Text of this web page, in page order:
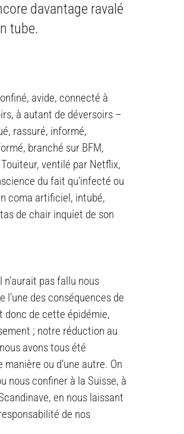
davantage ravalé
tube.
avide, connecté à
à autant de déversoirs –
rassuré, informé,
branché sur BFM,
ventilé par Netflix,
du fait qu’infecté ou
coma artificiel, intubé,
de chair inquiet de son
n’aurait pas fallu nous
l’une des conséquences de
donc de cette épidémie,
; notre réduction au
avons tous été
manière ou d’une autre. On
nous confiner à la Suisse, à
en nous laissant
de nos